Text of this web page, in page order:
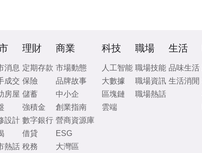
消息
成交
房屋
設計
熱話
理財
定期存款
保險
儲蓄
強積金
數字銀行
借貸
稅務
商業
市場動態
品牌故事
中小企
創業指南
營商資源庫
ESG
大灣區
科技
人工智能
大數據
區塊鏈
雲端
職場
職場技能
職場資訊
職場熱話
生活
品味生活
生活消閒